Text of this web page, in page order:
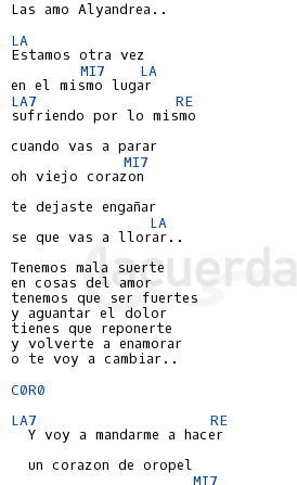
Las amo Alyandrea..
LA
Estamos otra vez
MI7
LA
LA7
RE
sufriendo por lo mismo
cuando vas a parar
MI7
oh viejo corazon
te dejaste engañar
LA
se que vas a llorar..
Tenemos mala suerte
en cosas del amor
tenemos que ser fuertes
y aguantar el dolor
tienes que reponerte
y volverte a enamorar
o te voy a cambiar..
C0R0
LA7
RE
  Y voy a mandarme a hacer
  un corazon de oropel
MI7